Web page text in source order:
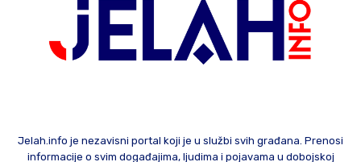
Jelah.info je nezavisni portal koji je u službi svih građana. Prenosi
informacije o svim događajima, ljudima i pojavama u dobojskoj